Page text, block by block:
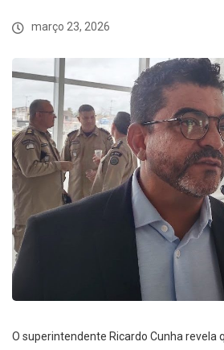
março 23, 2026
O superintendente Ricardo Cunha revela